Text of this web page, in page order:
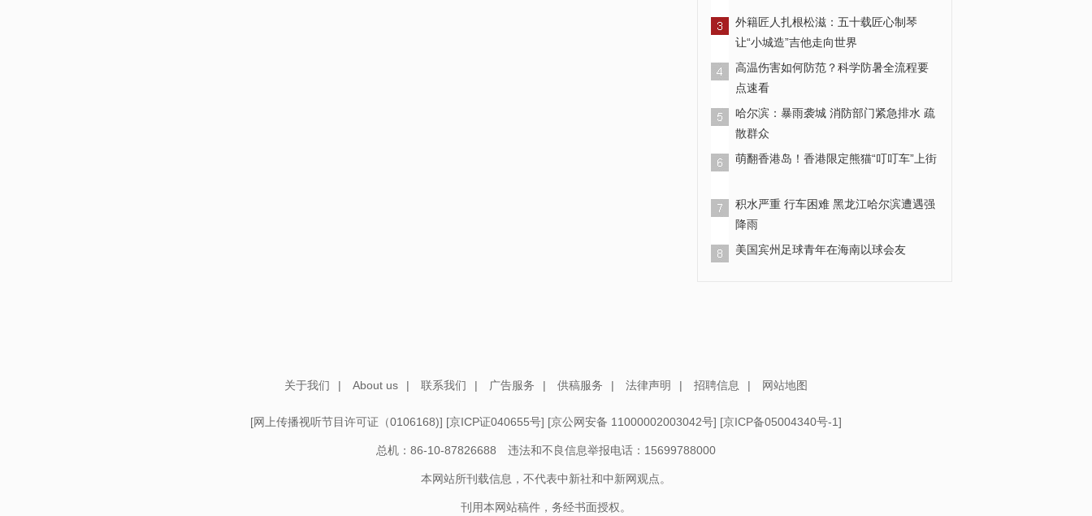
外籍匠人扎根松滋：五十载匠心制琴
让“小城造”吉他走向世界
高温伤害如何防范？科学防暑全流程要
点速看
哈尔滨：暴雨袭城 消防部门紧急排水 疏
散群众
萌翻香港岛！香港限定熊猫“叮叮车”上街
积水严重 行车困难 黑龙江哈尔滨遭遇强
降雨
美国宾州足球青年在海南以球会友
关于我们
| About us | 联系我们 | 广告服务 | 供稿服务 | 法律声明 | 招聘信息 | 网站地图
[网上传播视听节目许可证（0106168)] [京ICP证040655号] [京公网安备 11000002003042号] [京ICP备05004340号-1]
总机：86-10-87826688 违法和不良信息举报电话：15699788000
本网站所刊载信息，不代表中新社和中新网观点。
刊用本网站稿件，务经书面授权。